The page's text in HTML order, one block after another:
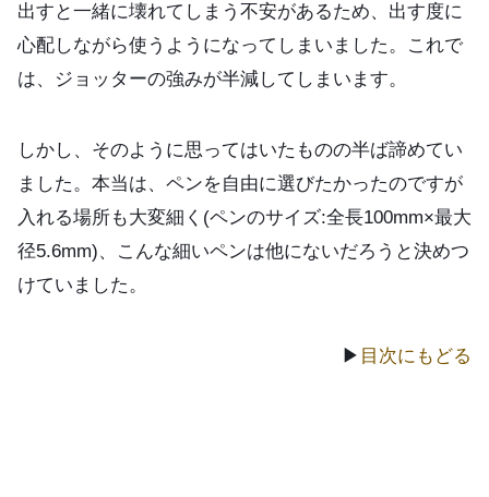
出すと一緒に壊れてしまう不安があるため、出す度に
心配しながら使うようになってしまいました。これで
は、ジョッターの強みが半減してしまいます。
しかし、そのように思ってはいたものの半ば諦めてい
ました。本当は、ペンを自由に選びたかったのですが
入れる場所も大変細く(ペンのサイズ:全長100mm×最大
径5.6mm)、こんな細いペンは他にないだろうと決めつ
けていました。
▶ 目次にもどる